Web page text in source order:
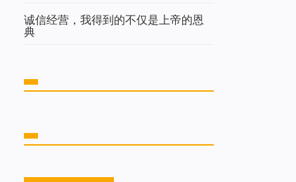
诚信经营，我得到的不仅是上帝的恩
典